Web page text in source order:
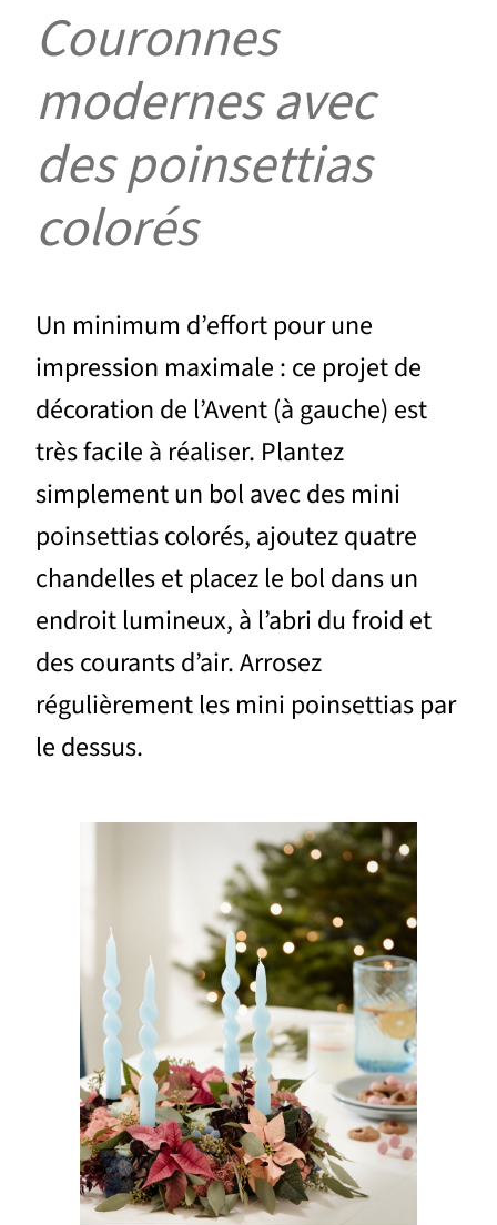
Couronnes
modernes avec
des poinsettias
colorés
Un minimum d’effort pour une
impression maximale : ce projet de
décoration de l’Avent (à gauche) est
très facile à réaliser. Plantez
simplement un bol avec des mini
poinsettias colorés, ajoutez quatre
chandelles et placez le bol dans un
endroit lumineux, à l’abri du froid et
des courants d’air. Arrosez
régulièrement les mini poinsettias par
le dessus.